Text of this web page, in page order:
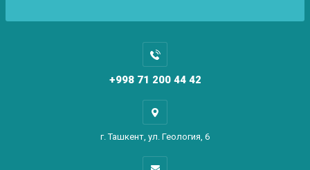
+998 71 200 44 42
г. Ташкент, ул. Геология, 6